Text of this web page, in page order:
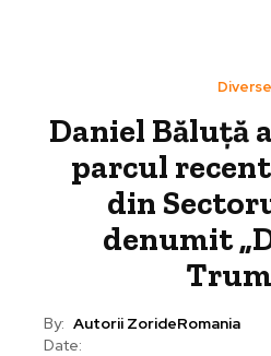
Diverse
Daniel Băluță
parcul
din
denumit
By: Autorii ZorideRomania
Date: